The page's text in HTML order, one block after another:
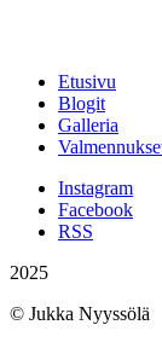
Etusivu
Blogit
Galleria
Instagram
Facebook
RSS
2025
© Jukka Nyyssölä